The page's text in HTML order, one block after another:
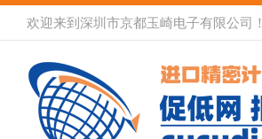
欢迎来到深圳市京都玉崎电子有限公司！